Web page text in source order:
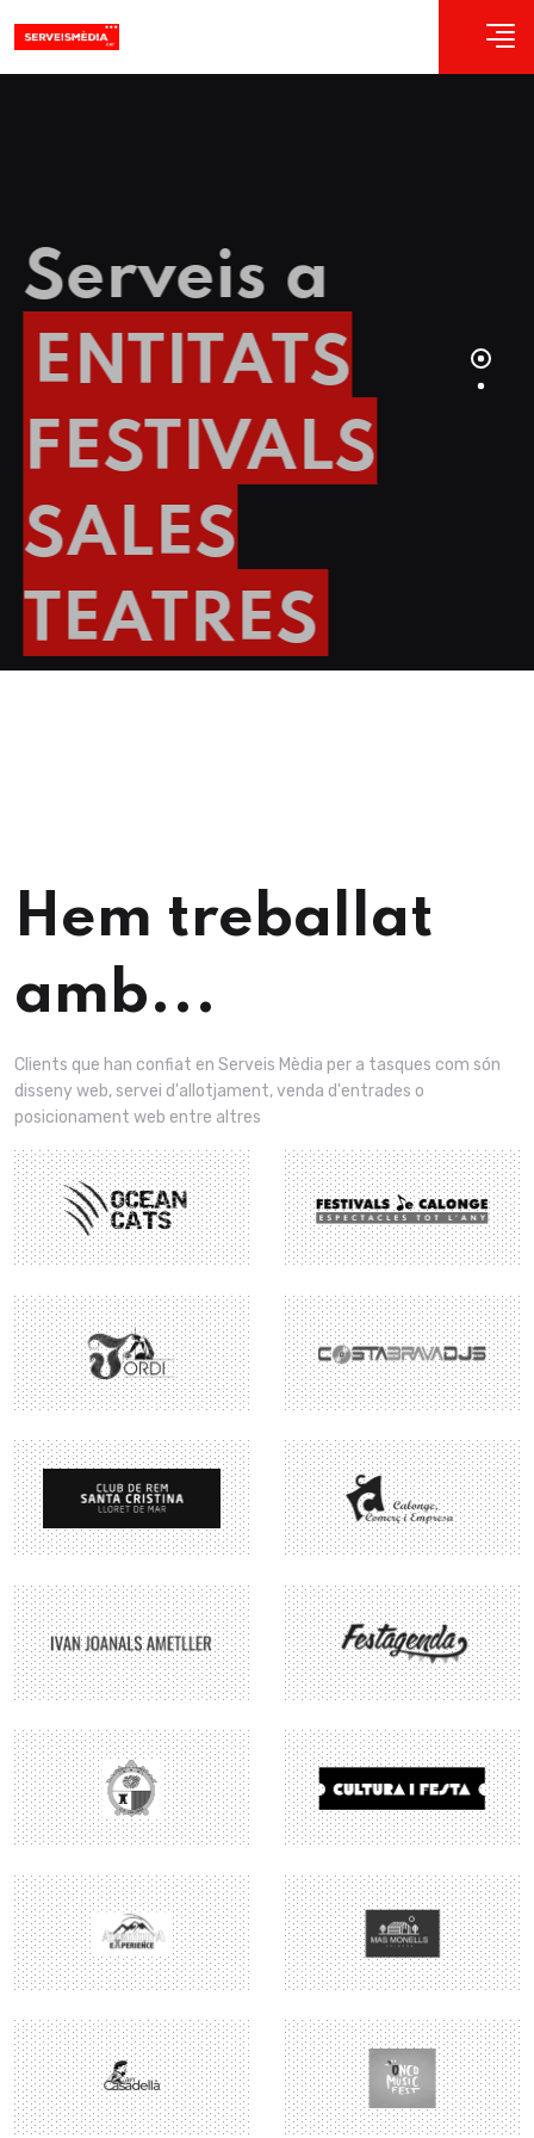
ENTITATS
FESTIVALS
SALES
TEATRES
EMPRESES, AJUNTAMENTS, MUSEUS, CLUBS
ESPORTIUS, RUTES, FESTES PRIVADES, ...
Hem treballat
amb...
Clients que han confiat en Serveis Mèdia per a tasques com són
disseny web, servei d'allotjament, venda d'entrades o
posicionament web entre altres